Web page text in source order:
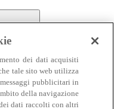
Carne
dei dati acquisiti
tale sito web utilizza
pubblicitari in
della navigazione
dati raccolti con altri